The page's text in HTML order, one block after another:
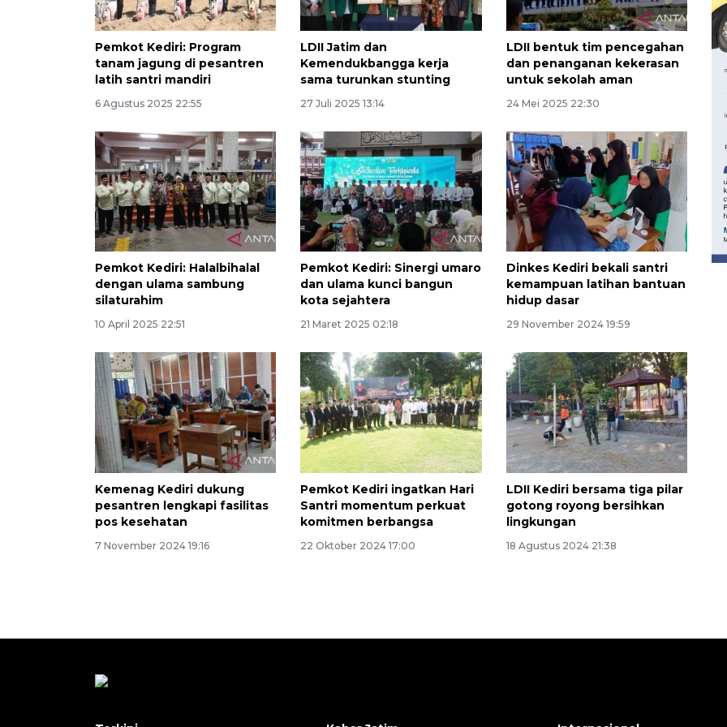
Pemkot Kediri: Program
tanam jagung di pesantren
latih santri mandiri
6 Agustus 2025 22:55
LDII Jatim dan
Kemendukbangga kerja
sama turunkan stunting
27 Juli 2025 13:14
LDII bentuk tim pencegahan
dan penanganan kekerasan
untuk sekolah aman
24 Mei 2025 22:30
Pemkot Kediri: Halalbihalal
dengan ulama sambung
silaturahim
10 April 2025 22:51
Pemkot Kediri: Sinergi umaro
dan ulama kunci bangun
kota sejahtera
21 Maret 2025 02:18
Dinkes Kediri bekali santri
kemampuan latihan bantuan
hidup dasar
29 November 2024 19:59
Kemenag Kediri dukung
pesantren lengkapi fasilitas
pos kesehatan
7 November 2024 19:16
Pemkot Kediri ingatkan Hari
Santri momentum perkuat
komitmen berbangsa
22 Oktober 2024 17:00
LDII Kediri bersama tiga pilar
gotong royong bersihkan
lingkungan
18 Agustus 2024 21:38
160 ribu sambungan baru
jaringan gas 2026
2026-08-07 18:00:00